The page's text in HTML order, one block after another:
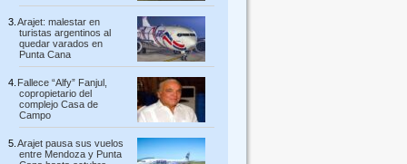
Arajet: malestar en
turistas argentinos al
quedar varados en
Punta Cana
Fallece “Alfy” Fanjul,
copropietario del
complejo Casa de
Campo
Arajet pausa sus vuelos
entre Mendoza y Punta